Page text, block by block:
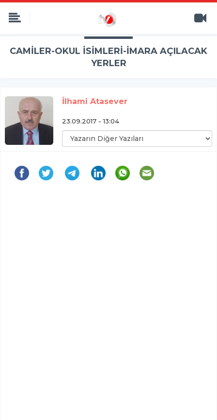
CAMİLER-OKUL İSİMLERİ-İMARA AÇILACAK
YERLER
İlhami Atasever
23.09.2017 - 13:04